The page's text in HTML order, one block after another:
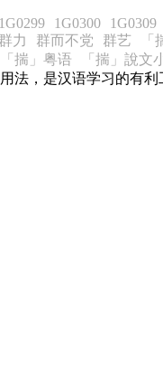
1G0299 1G0300 1G0309
力 群而不党 群艺
「揣」粤语 「揣」說文
法，是汉语学习的有利